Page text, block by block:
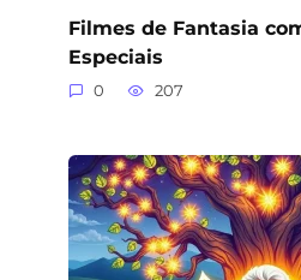
Filmes de Fantasia
Especiais
0 207